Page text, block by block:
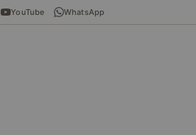
YouTube WhatsApp